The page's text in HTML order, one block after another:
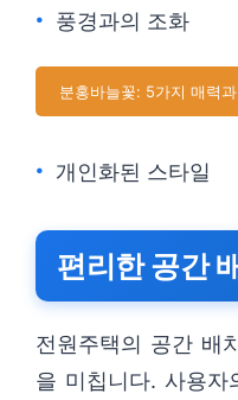
풍경과의 조화
분홍바늘꽃: 5가지 매력
개인화된 스타일
편리한 공간
전원주택의 공간 배
을 미칩니다. 사용